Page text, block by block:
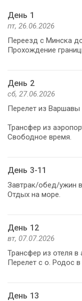
День 1
пт, 26.06.2026
Переезд с Минска
Прохождение
День 2
сб, 27.06.2026
Перелет из Варшавы
Трансфер из
Свободное время.
День 3-11
Завтрак/обед/ужин
Отдых на море.
День 12
вт, 07.07.2026
Трансфер из отеля в
Перелет с о. Родос в
День 13